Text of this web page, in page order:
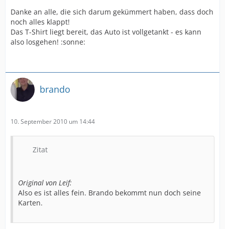
Danke an alle, die sich darum gekümmert haben, dass doch
noch alles klappt!
Das T-Shirt liegt bereit, das Auto ist vollgetankt - es kann
also losgehen! :sonne:
brando
10. September 2010 um 14:44
Zitat
Original von Leif:
Also es ist alles fein. Brando bekommt nun doch seine
Karten.